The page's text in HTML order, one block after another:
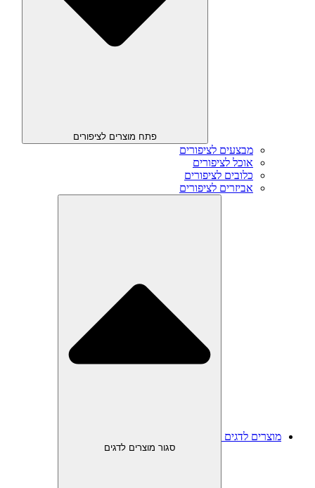
פתח מוצרים לציפורים
מבצעים לציפורים
אוכל לציפורים
כלובים לציפורים
אביזרים לציפורים
מוצרים לדגים
סגור מוצרים לדגים